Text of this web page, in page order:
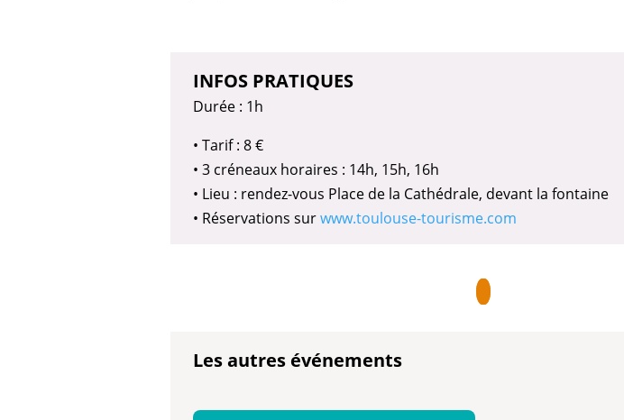
INFOS PRATIQUES
Durée : 1h
• Tarif : 8 €
• 3 créneaux horaires : 14h, 15h, 16h
• Lieu : rendez-vous Place de la Cathédrale, devant la fontaine
• Réservations surwww.toulouse-tourisme.com
Les autres événements